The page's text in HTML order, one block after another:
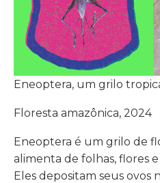
Eneoptera, um grilo
Floresta amazônica, 2024
Eneoptera é um grilo de
alimenta de folhas, flores
Eles depositam seus ovos